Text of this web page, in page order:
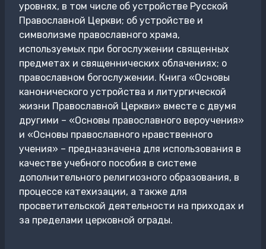
уровнях, в том числе об устройстве Русской
Православной Церкви; об устройстве и
символизме православного храма,
используемых при богослужении священных
предметах и священнических облачениях; о
православном богослужении. Книга «Основы
канонического устройства и литургической
жизни Православной Церкви» вместе с двумя
другими – «Основы православного вероучения»
и «Основы православного нравственного
учения» – предназначена для использования в
качестве учебного пособия в системе
дополнительного религиозного образования, в
процессе катехизации, а также для
просветительской деятельности на приходах и
за пределами церковной ограды.